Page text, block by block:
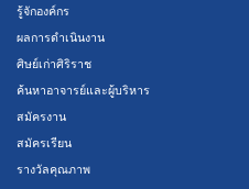
รู้จักองค์กร
ผลการดำเนินงาน
ศิษย์เก่าศิริราช
ค้นหาอาจารย์และผู้บริหาร
สมัครงาน
สมัครเรียน
รางวัลคุณภาพ